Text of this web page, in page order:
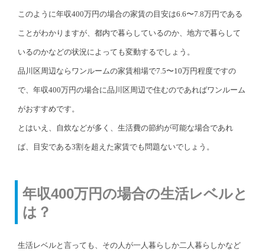
このように年収400万円の場合の家賃の目安は6.6〜7.8万円である
ことがわかりますが、都内で暮らしているのか、地方で暮らして
いるのかなどの状況によっても変動するでしょう。
品川区周辺ならワンルームの家賃相場で7.5〜10万円程度ですの
で、年収400万円の場合に品川区周辺で住むのであればワンルーム
がおすすめです。
とはいえ、自炊などが多く、生活費の節約が可能な場合であれ
ば、目安である3割を超えた家賃でも問題ないでしょう。
年収400万円の場合の生活レベルと
は？
生活レベルと言っても、その人が一人暮らしか二人暮らしかなど